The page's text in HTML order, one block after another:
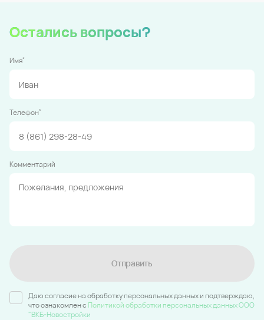
Остались вопросы?
Имя*
Телефон*
Комментарий
Отправить
Даю согласие на обработку персональных данных и подтверждаю,
что ознакомлен c Политикой обработки персональных данных ООО
"ВКБ-Новостройки